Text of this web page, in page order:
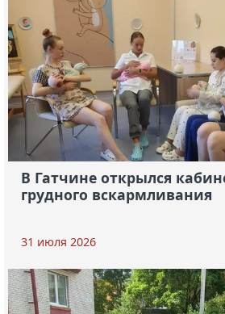
В Гатчине открылся
грудного вскармливания
31 июля 2026